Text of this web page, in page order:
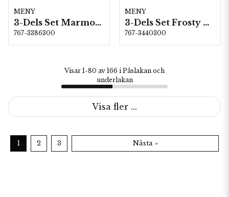
MENY
3-Dels Set Marmor Vit Dubbel
767-3386300
MENY
3-Dels Set Frosty Christmas Vit Dubbel
767-3440300
Visar 1-80 av 166 i Påslakan och
underlakan
Visa fler ...
1 2 3 Nästa »